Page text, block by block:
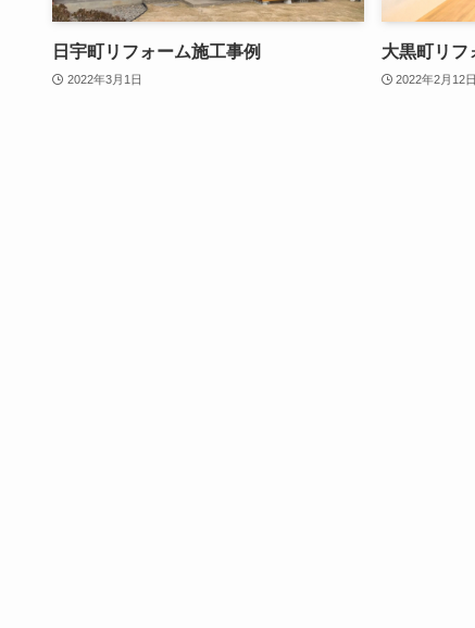
日宇町リフォーム施工事例
2022年3月1日
大黒町リフ
2022年2月12日